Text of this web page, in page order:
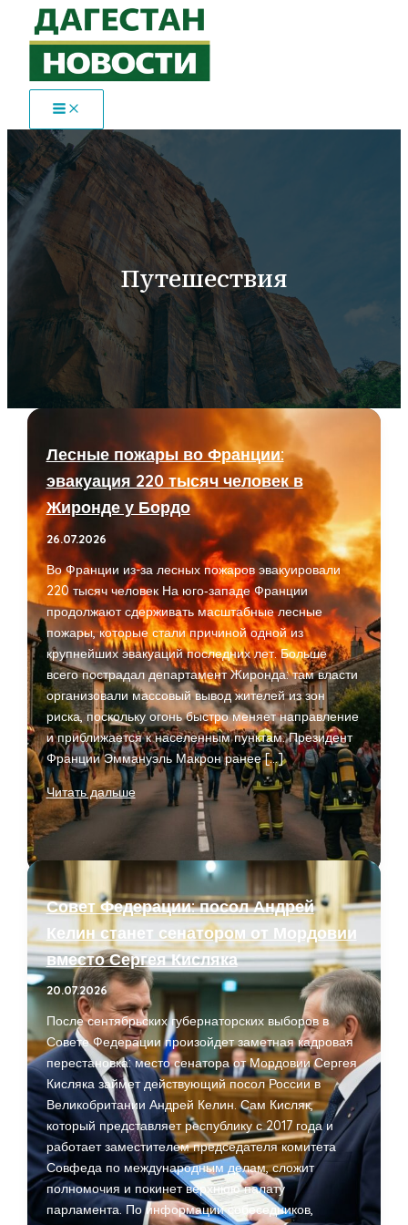
Перейти
содержимому
Путешествия
Лесные пожары во Франции:
эвакуация 220 тысяч человек в
Жиронде у Бордо
26.07.2026
Во Франции из-за лесных пожаров эвакуировали
220 тысяч человек На юго‑западе Франции
продолжают сдерживать масштабные лесные
пожары, которые стали причиной одной из
крупнейших эвакуаций последних лет. Больше
всего пострадал департамент Жиронда: там власти
организовали массовый вывод жителей из зон
риска, поскольку огонь быстро меняет направление
и приближается к населенным пунктам. Президент
Франции Эммануэль Макрон ранее […]
Лесные
пожары
во
эвакуация
220
тысяч
человек
в
Жиронде
у
Бордо
Читать дальше
Совет Федерации: посол Андрей
Келин станет сенатором от Мордовии
вместо Сергея Кисляка
20.07.2026
После сентябрьских губернаторских выборов в
Совете Федерации произойдет заметная кадровая
перестановка: место сенатора от Мордовии Сергея
Кисляка займет действующий посол России в
Великобритании Андрей Келин. Сам Кисляк,
который представляет республику с 2017 года и
работает заместителем председателя комитета
Совфеда по международным делам, сложит
полномочия и покинет верхнюю палату
парламента. По информации собеседников,